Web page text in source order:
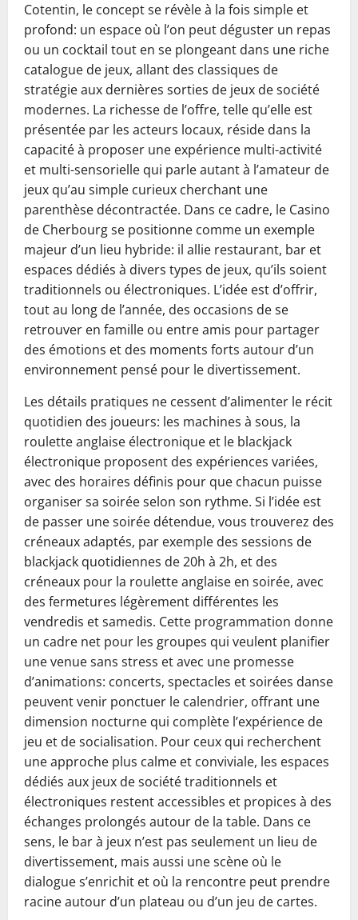
Cotentin, le concept se révèle à la fois simple et
profond: un espace où l’on peut déguster un repas
ou un cocktail tout en se plongeant dans une riche
catalogue de jeux, allant des classiques de
stratégie aux dernières sorties de jeux de société
modernes. La richesse de l’offre, telle qu’elle est
présentée par les acteurs locaux, réside dans la
capacité à proposer une expérience multi-activité
et multi-sensorielle qui parle autant à l’amateur de
jeux qu’au simple curieux cherchant une
parenthèse décontractée. Dans ce cadre, le Casino
de Cherbourg se positionne comme un exemple
majeur d’un lieu hybride: il allie restaurant, bar et
espaces dédiés à divers types de jeux, qu’ils soient
traditionnels ou électroniques. L’idée est d’offrir,
tout au long de l’année, des occasions de se
retrouver en famille ou entre amis pour partager
des émotions et des moments forts autour d’un
environnement pensé pour le divertissement.
Les détails pratiques ne cessent d’alimenter le récit
quotidien des joueurs: les machines à sous, la
roulette anglaise électronique et le blackjack
électronique proposent des expériences variées,
avec des horaires définis pour que chacun puisse
organiser sa soirée selon son rythme. Si l’idée est
de passer une soirée détendue, vous trouverez des
créneaux adaptés, par exemple des sessions de
blackjack quotidiennes de 20h à 2h, et des
créneaux pour la roulette anglaise en soirée, avec
des fermetures légèrement différentes les
vendredis et samedis. Cette programmation donne
un cadre net pour les groupes qui veulent planifier
une venue sans stress et avec une promesse
d’animations: concerts, spectacles et soirées danse
peuvent venir ponctuer le calendrier, offrant une
dimension nocturne qui complète l’expérience de
jeu et de socialisation. Pour ceux qui recherchent
une approche plus calme et conviviale, les espaces
dédiés aux jeux de société traditionnels et
électroniques restent accessibles et propices à des
échanges prolongés autour de la table. Dans ce
sens, le bar à jeux n’est pas seulement un lieu de
divertissement, mais aussi une scène où le
dialogue s’enrichit et où la rencontre peut prendre
racine autour d’un plateau ou d’un jeu de cartes.